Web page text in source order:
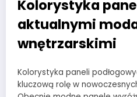
Kolorystyka
aktualnymi
wnętrzarskimi
Kolorystyka paneli
kluczową rolę w